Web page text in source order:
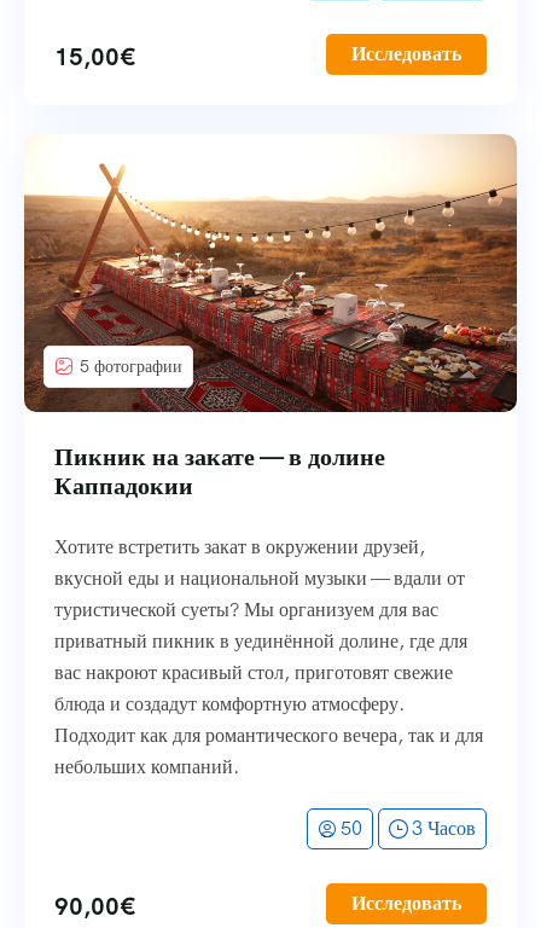
15,00€ Исследовать
5 фотографии
Пикник на закате — в долине
Каппадокии
Хотите встретить закат в окружении друзей,
вкусной еды и национальной музыки — вдали от
туристической суеты? Мы организуем для вас
приватный пикник в уединённой долине, где для
вас накроют красивый стол, приготовят свежие
блюда и создадут комфортную атмосферу.
Подходит как для романтического вечера, так и для
небольших компаний.
50 3 Часов
90,00€ Исследовать